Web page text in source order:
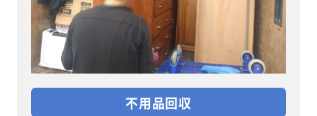
不用品回収